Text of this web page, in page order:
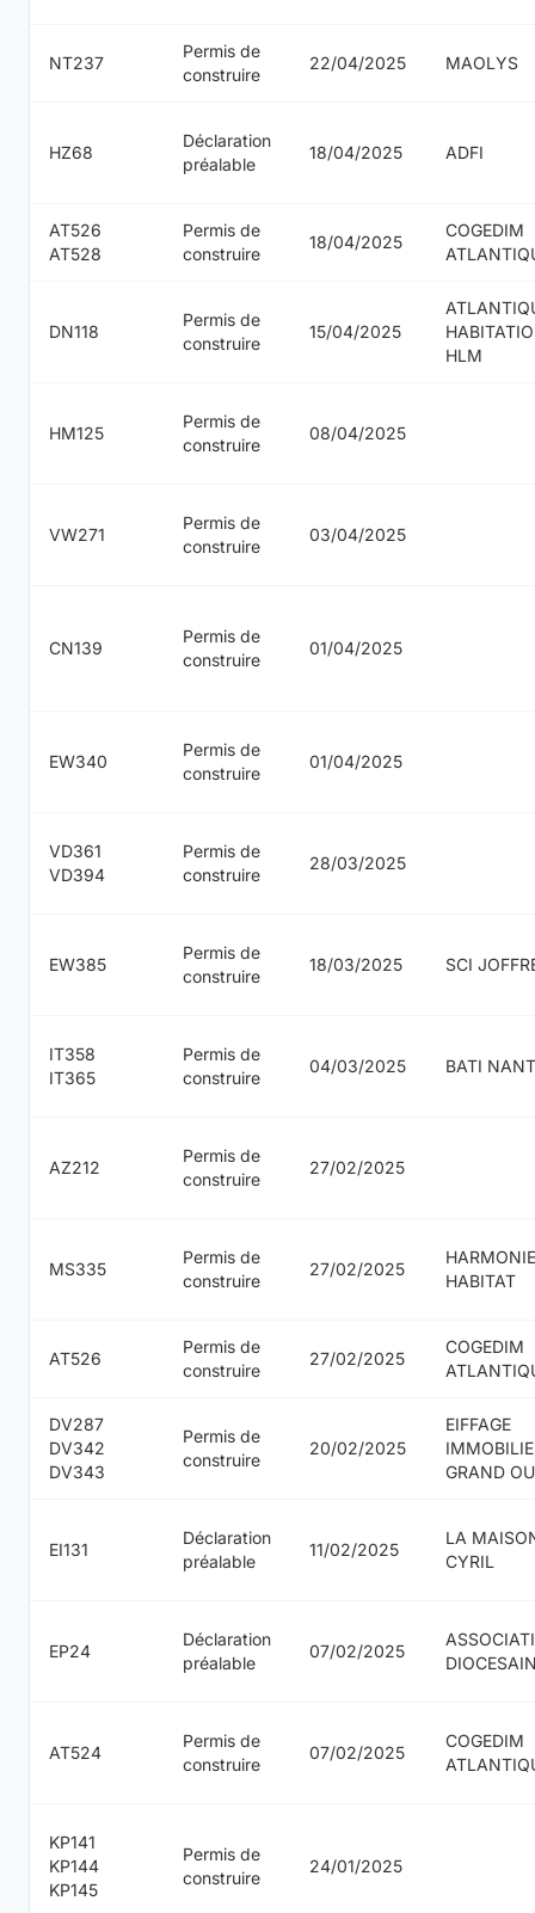
NT237
Permis de
construire
22/04/2025 MAOLYS
HZ68
Déclaration
préalable
18/04/2025 ADFI
AT526
AT528
Permis de
construire
18/04/2025
COGEDIM
DN118
Permis de
construire
15/04/2025
HLM
HM125
Permis de
construire
08/04/2025
VW271
Permis de
construire
03/04/2025
CN139
Permis de
construire
01/04/2025
EW340
Permis de
construire
01/04/2025
VD361
VD394
Permis de
construire
28/03/2025
EW385
Permis de
construire
18/03/2025 SCI
IT358
IT365
Permis de
construire
04/03/2025 BATI
AZ212
Permis de
construire
27/02/2025
MS335
Permis de
construire
27/02/2025
HARMONIE
HABITAT
AT526
Permis de
construire
27/02/2025
COGEDIM
DV287
DV342
DV343
Permis de
construire
20/02/2025
EIFFAGE
GRAND
EI131
Déclaration
préalable
11/02/2025
LA
CYRIL
EP24
Déclaration
préalable
07/02/2025
AT524
Permis de
construire
07/02/2025
COGEDIM
KP141
KP144
KP145
Permis de
construire
24/01/2025